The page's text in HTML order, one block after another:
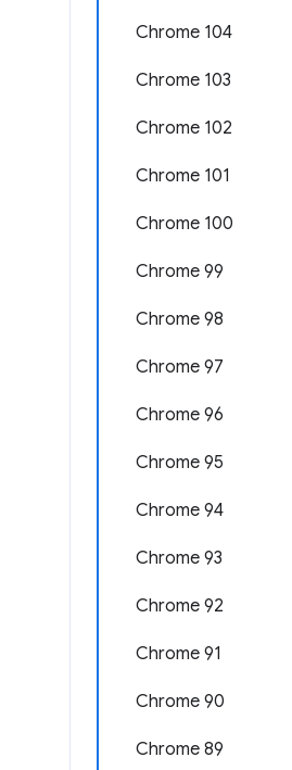
Chrome 104
Chrome 103
Chrome 102
Chrome 101
Chrome 100
Chrome 99
Chrome 98
Chrome 97
Chrome 96
Chrome 95
Chrome 94
Chrome 93
Chrome 92
Chrome 91
Chrome 90
Chrome 89